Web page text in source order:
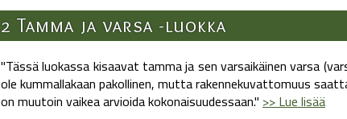
2 Tamma ja varsa -luokka
"Tässä luokassa kisaavat tamma ja sen varsaikäinen varsa
ole kummallakaan pakollinen, mutta rakennekuvattomuus
on muutoin vaikea arvioida kokonaisuudessaan.">> Lue lisää